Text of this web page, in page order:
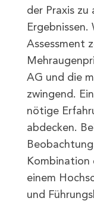
der Praxis zu
Ergebnissen.
Assessment
AG und die
zwingend.
nötige
abdecken.
Kombination
einem
und